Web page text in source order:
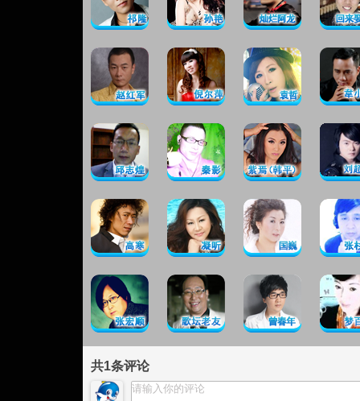
共1条评论